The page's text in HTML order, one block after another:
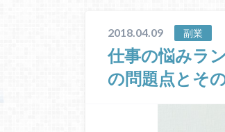
2018.04.09 副業
仕事の悩みラ
の問題点とそ